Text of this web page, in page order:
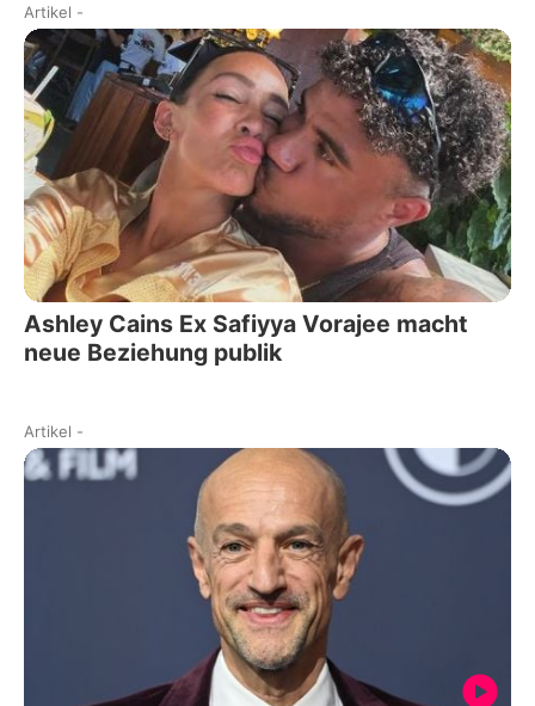
Artikel -
Ashley Cains Ex Safiyya Vorajee macht
neue Beziehung publik
Artikel -